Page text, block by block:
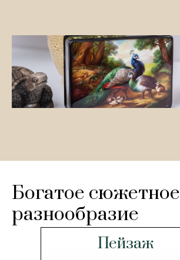
Богатое сюжетное
разнообразие
Пейзаж